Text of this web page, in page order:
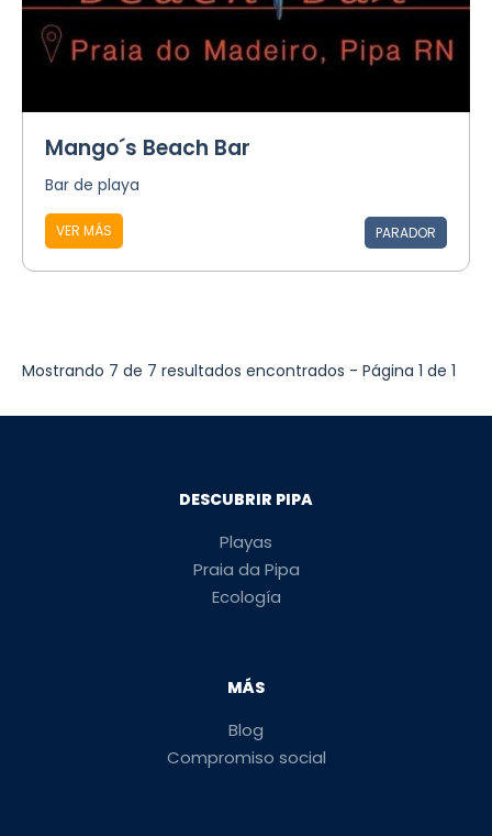
Mango´s Beach Bar
Bar de playa
VER MÁS PARADOR
Mostrando 7 de 7 resultados encontrados - Página 1 de 1
DESCUBRIR PIPA
Playas
Praia da Pipa
Ecología
MÁS
Blog
Compromiso social